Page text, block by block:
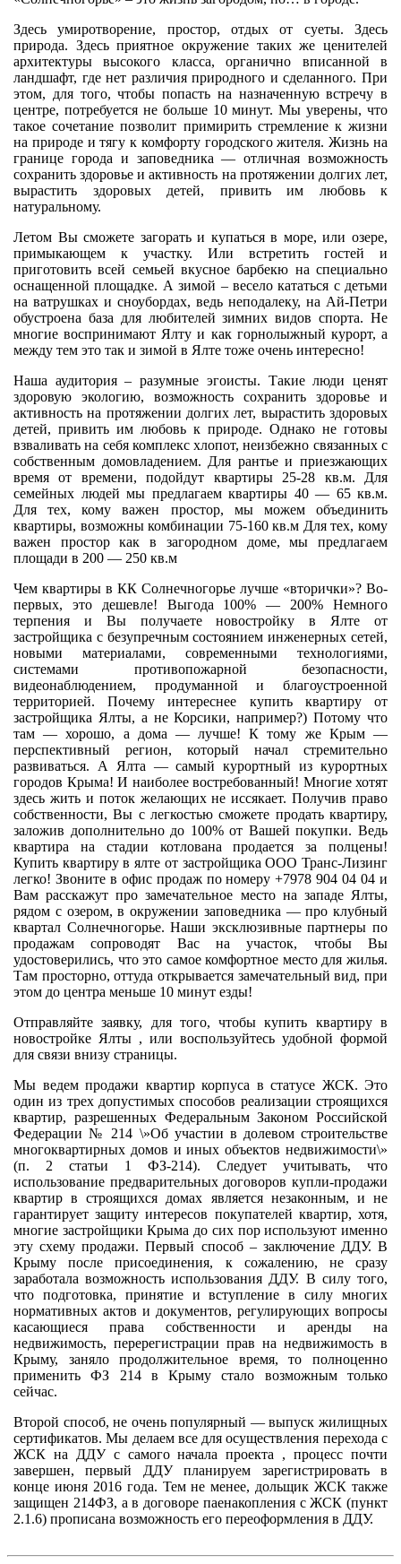
Здесь умиротворение, простор, отдых от суеты. Здесь
природа. Здесь приятное окружение таких же ценителей
архитектуры высокого класса, органично вписанной в
ландшафт, где нет различия природного и сделанного. При
этом, для того, чтобы попасть на назначенную встречу в
центре, потребуется не больше 10 минут. Мы уверены, что
такое сочетание позволит примирить стремление к жизни
на природе и тягу к комфорту городского жителя. Жизнь на
границе города и заповедника — отличная возможность
сохранить здоровье и активность на протяжении долгих лет,
вырастить здоровых детей, привить им любовь к
натуральному.
Летом Вы сможете загорать и купаться в море, или озере,
примыкающем к участку. Или встретить гостей и
приготовить всей семьей вкусное барбекю на специально
оснащенной площадке. А зимой – весело кататься с детьми
на ватрушках и сноубордах, ведь неподалеку, на Ай-Петри
обустроена база для любителей зимних видов спорта. Не
многие воспринимают Ялту и как горнолыжный курорт, а
между тем это так и зимой в Ялте тоже очень интересно!
Наша аудитория – разумные эгоисты. Такие люди ценят
здоровую экологию, возможность сохранить здоровье и
активность на протяжении долгих лет, вырастить здоровых
детей, привить им любовь к природе. Однако не готовы
взваливать на себя комплекс хлопот, неизбежно связанных с
собственным домовладением. Для рантье и приезжающих
время от времени, подойдут квартиры 25-28 кв.м. Для
семейных людей мы предлагаем квартиры 40 — 65 кв.м.
Для тех, кому важен простор, мы можем объединить
квартиры, возможны комбинации 75-160 кв.м Для тех, кому
важен простор как в загородном доме, мы предлагаем
площади в 200 — 250 кв.м
Чем квартиры в КК Солнечногорье лучше «вторички»? Во-
первых, это дешевле! Выгода 100% — 200% Немного
терпения и Вы получаете новостройку в Ялте от
застройщика с безупречным состоянием инженерных сетей,
новыми материалами, современными технологиями,
системами противопожарной безопасности,
видеонаблюдением, продуманной и благоустроенной
территорией. Почему интереснее купить квартиру от
застройщика Ялты, а не Корсики, например?) Потому что
там — хорошо, а дома — лучше! К тому же Крым —
перспективный регион, который начал стремительно
развиваться. А Ялта — самый курортный из курортных
городов Крыма! И наиболее востребованный! Многие хотят
здесь жить и поток желающих не иссякает. Получив право
собственности, Вы с легкостью сможете продать квартиру,
заложив дополнительно до 100% от Вашей покупки. Ведь
квартира на стадии котлована продается за полцены!
Купить квартиру в ялте от застройщика ООО Транс-Лизинг
легко! Звоните в офис продаж по номеру +7978 904 04 04 и
Вам расскажут про замечательное место на западе Ялты,
рядом с озером, в окружении заповедника — про клубный
квартал Солнечногорье. Наши эксклюзивные партнеры по
продажам сопроводят Вас на участок, чтобы Вы
удостоверились, что это самое комфортное место для жилья.
Там просторно, оттуда открывается замечательный вид, при
этом до центра меньше 10 минут езды!
Отправляйте заявку, для того, чтобы купить квартиру в
новостройке Ялты , или воспользуйтесь удобной формой
для связи внизу страницы.
Мы ведем продажи квартир корпуса в статусе ЖСК. Это
один из трех допустимых способов реализации строящихся
квартир, разрешенных Федеральным Законом Российской
Федерации № 214 \»Об участии в долевом строительстве
многоквартирных домов и иных объектов недвижимости\»
(п. 2 статьи 1 ФЗ-214). Следует учитывать, что
использование предварительных договоров купли-продажи
квартир в строящихся домах является незаконным, и не
гарантирует защиту интересов покупателей квартир, хотя,
многие застройщики Крыма до сих пор используют именно
эту схему продажи. Первый способ – заключение ДДУ. В
Крыму после присоединения, к сожалению, не сразу
заработала возможность использования ДДУ. В силу того,
что подготовка, принятие и вступление в силу многих
нормативных актов и документов, регулирующих вопросы
касающиеся права собственности и аренды на
недвижимость, перерегистрации прав на недвижимость в
Крыму, заняло продолжительное время, то полноценно
применить ФЗ 214 в Крыму стало возможным только
сейчас.
Второй способ, не очень популярный — выпуск жилищных
сертификатов. Мы делаем все для осуществления перехода с
ЖСК на ДДУ с самого начала проекта , процесс почти
завершен, первый ДДУ планируем зарегистрировать в
конце июня 2016 года. Тем не менее, дольщик ЖСК также
защищен 214ФЗ, а в договоре паенакопления с ЖСК (пункт
2.1.6) прописана возможность его переоформления в ДДУ.